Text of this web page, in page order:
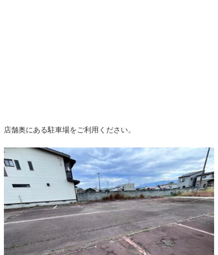
店舗奥にある駐車場をご利用ください。